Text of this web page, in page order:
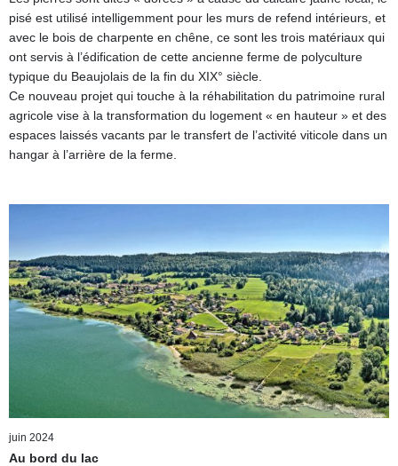
pisé est utilisé intelligemment pour les murs de refend intérieurs, et
avec le bois de charpente en chêne, ce sont les trois matériaux qui
ont servis à l’édification de cette ancienne ferme de polyculture
typique du Beaujolais de la fin du XIX° siècle.
Ce nouveau projet qui touche à la réhabilitation du patrimoine rural
agricole vise à la transformation du logement « en hauteur » et des
espaces laissés vacants par le transfert de l’activité viticole dans un
hangar à l’arrière de la ferme.
juin 2024
Au bord du lac